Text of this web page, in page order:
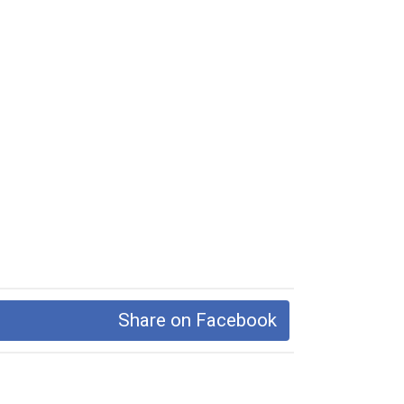
Share on Facebook